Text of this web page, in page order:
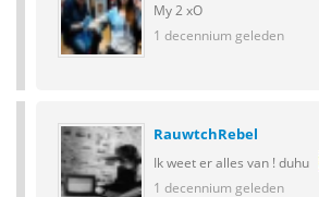
My 2 xO
1 decennium geleden
RauwtchRebel
Ik weet er alles van ! duhu
1 decennium geleden